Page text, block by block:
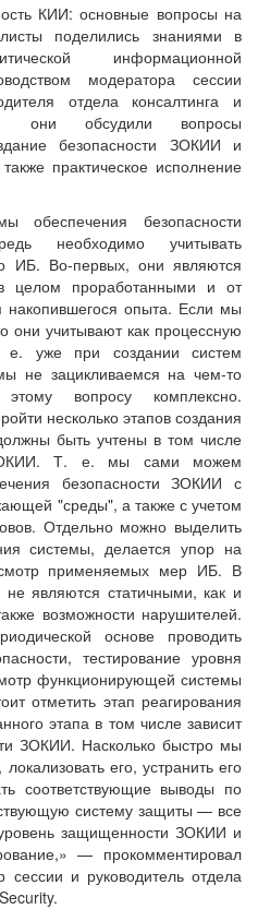
КИИ: основные вопросы на
поделились знаниями в
информационной
модератора сессии
отдела консалтинга и
они обсудили вопросы
безопасности ЗОКИИ и
практическое исполнение
обеспечения безопасности
необходимо учитывать
ИБ. Во-первых, они являются
целом проработанными и от
накопившегося опыта. Если мы
они учитывают как процессную
е. уже при создании систем
не зацикливаемся на чем-то
вопросу комплексно.
несколько этапов создания
быть учтены в том числе
Т. е. мы сами можем
безопасности ЗОКИИ с
"среды", а также с учетом
Отдельно можно выделить
системы, делается упор на
применяемых мер ИБ. В
являются статичными, как и
возможности нарушителей.
основе проводить
тестирование уровня
функционирующей системы
отметить этап реагирования
этапа в том числе зависит
ЗОКИИ. Насколько быстро мы
его, устранить его
соответствующие выводы по
систему защиты — все
защищенности ЗОКИИ и
— прокомментировал
и руководитель отдела